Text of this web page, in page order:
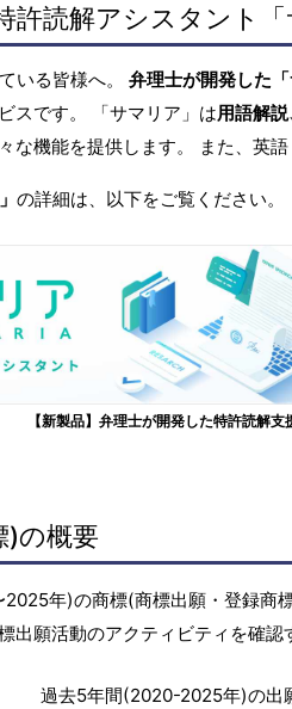
許読解アシスタント「
いる皆様へ。 弁理士が開発した「
スです。 「サマリア」は用語解
な機能を提供します。 また、英語
の詳細は、以下をご覧ください。
【新製品】弁理士が開発した特許読解支
)の概要
年)の商標(商標出願・登録商
出願活動のアクティビティを確認
過去5年間(2020-2025年)の出